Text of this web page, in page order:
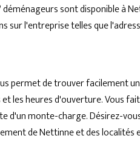
sont disponible à
sur l'entreprise telles que
permet de trouver
les heures d'ouverture. Vous
d'un monte-charge. Désirez-
de Nettinne et des localités